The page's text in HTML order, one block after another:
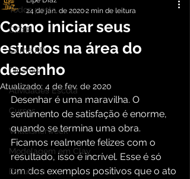
Todos posts
CCXP
Game XP
Dinamis
Atividades Escola
Cursos
Willeisnerweek
Modelagem em Clay
Escultura
Como iniciar seus
estudos na área do
desenho
24 de jan. de 20202 min de leitura
Atualizado: 4 de fev. de 2020
Desenhar é uma maravilha. O
sentimento de satisfação é enorme,
quando se termina uma obra.
Ficamos realmente felizes com o
resultado, isso é incrível. Esse é só
um dos exemplos positivos que o ato